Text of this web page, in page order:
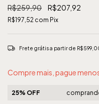
R$259,90 R$207,92
R$197,52 com Pix
Frete grátisa partir de
Compre mais, pague
25% OFF